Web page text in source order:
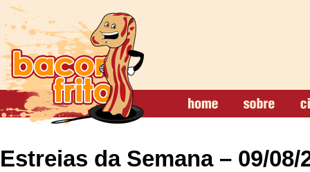
Estreias da Semana – 09/08/